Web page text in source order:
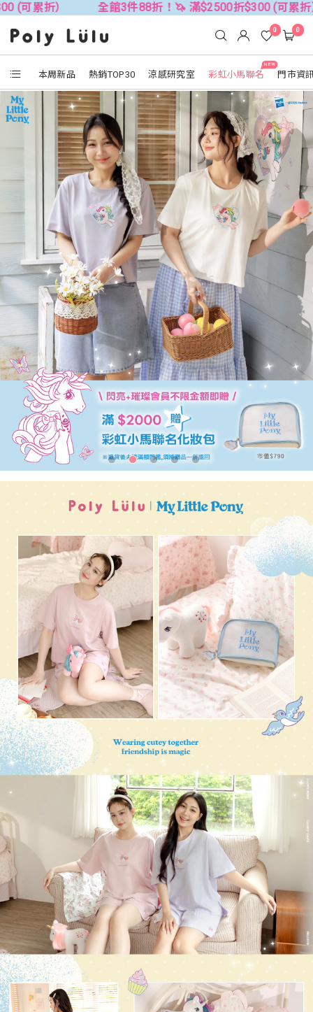
全館3件88折！🦄 滿$2500折$300 (可累折） 全
本周新品 熱銷TOP30 涼感研究室
NEW
彩虹小馬聯名 門市資
0 0